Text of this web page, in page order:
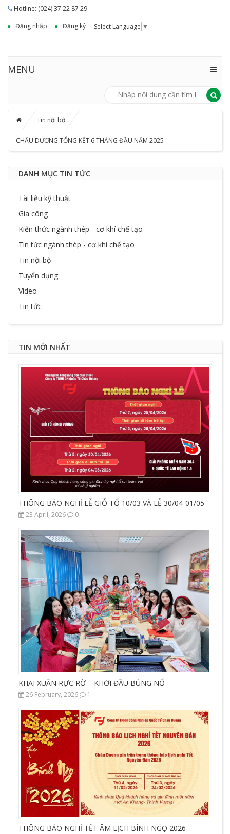
Hotline: (024) 37 22 87 29
Đăng nhập
Đăng ký Select Language ▼
MENU
Tin nội bộ
CHÂU DƯƠNG TỔNG KẾT 6 THÁNG ĐẦU NĂM 2025
DANH MỤC TIN TỨC
Tài liệu kỹ thuật
Gia công
Kiến thức ngành thép - cơ khí chế tạo
Tin tức ngành thép - cơ khí chế tạo
Tin nội bộ
Tuyển dụng
Video
Tin tức
TIN MỚI NHẤT
THÔNG BÁO NGHỈ LỄ GIỖ TỔ 10/03 VÀ LỄ 30/04-01/05
23 April, 2026 0
KHAI XUÂN RỰC RỠ – KHỞI ĐẦU BÙNG NỔ
26 February, 2026 1
THÔNG BÁO NGHỈ TẾT ÂM LỊCH BÍNH NGỌ 2026